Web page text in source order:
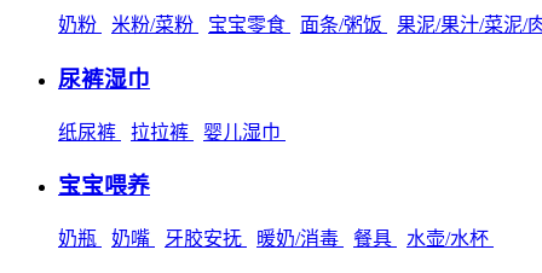
奶粉 米粉/菜粉 宝宝零食 面条/粥饭 果泥/果汁/菜泥/
尿裤湿巾
纸尿裤 拉拉裤 婴儿湿巾
宝宝喂养
奶瓶 奶嘴 牙胶安抚 暖奶/消毒 餐具 水壶/水杯